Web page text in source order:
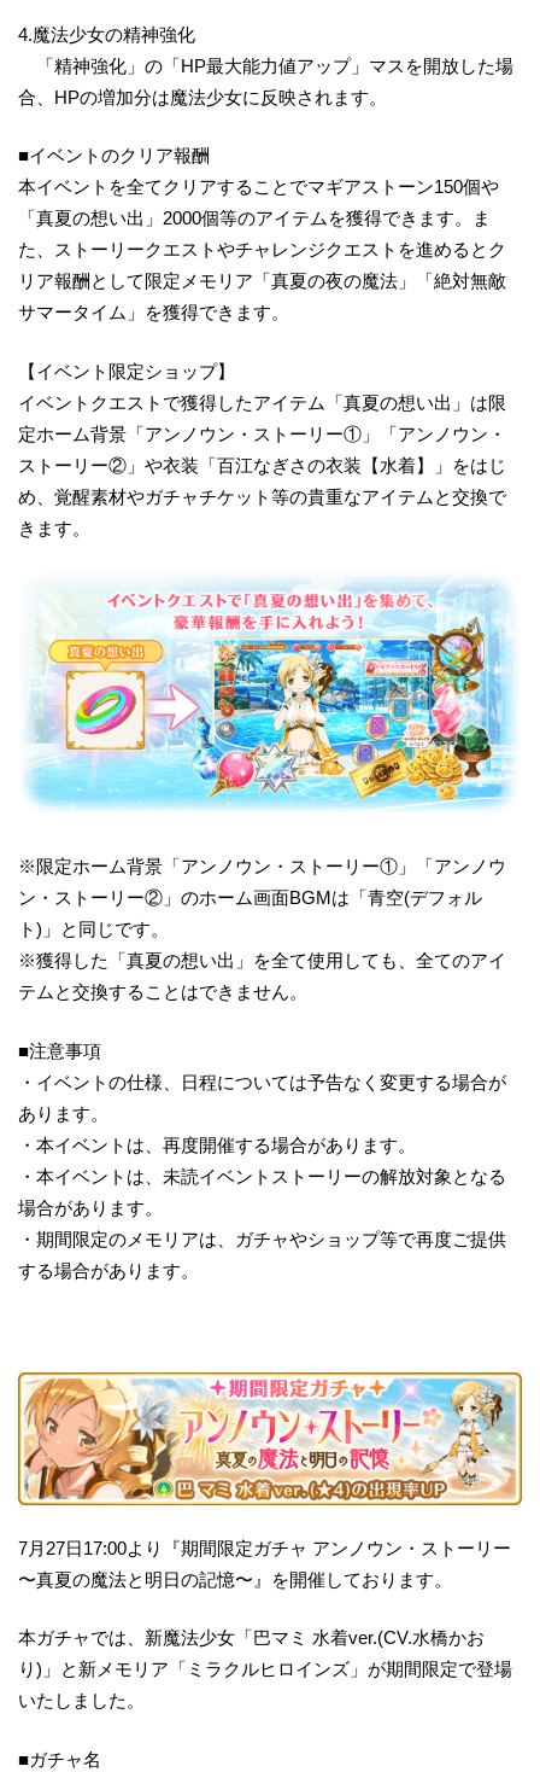
4.魔法少女の精神強化
「精神強化」の「HP最大能力値アップ」マスを開放した場
合、HPの増加分は魔法少女に反映されます。
■イベントのクリア報酬
本イベントを全てクリアすることでマギアストーン150個や
「真夏の想い出」2000個等のアイテムを獲得できます。ま
た、ストーリークエストやチャレンジクエストを進めるとク
リア報酬として限定メモリア「真夏の夜の魔法」「絶対無敵
サマータイム」を獲得できます。
【イベント限定ショップ】
イベントクエストで獲得したアイテム「真夏の想い出」は限
定ホーム背景「アンノウン・ストーリー①」「アンノウン・
ストーリー②」や衣装「百江なぎさの衣装【水着】」をはじ
め、覚醒素材やガチャチケット等の貴重なアイテムと交換で
きます。
※限定ホーム背景「アンノウン・ストーリー①」「アンノウ
ン・ストーリー②」のホーム画面BGMは「青空(デフォル
ト)」と同じです。
※獲得した「真夏の想い出」を全て使用しても、全てのアイ
テムと交換することはできません。
■注意事項
・イベントの仕様、日程については予告なく変更する場合が
あります。
・本イベントは、再度開催する場合があります。
・本イベントは、未読イベントストーリーの解放対象となる
場合があります。
・期間限定のメモリアは、ガチャやショップ等で再度ご提供
する場合があります。
7月27日17:00より『期間限定ガチャ アンノウン・ストーリー
〜真夏の魔法と明日の記憶〜』を開催しております。
本ガチャでは、新魔法少女「巴マミ 水着ver.(CV.水橋かお
り)」と新メモリア「ミラクルヒロインズ」が期間限定で登場
いたしました。
■ガチャ名